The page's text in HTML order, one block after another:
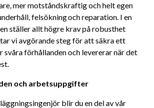
mer motståndskraftig och helt egen
felsökning och reparation. I en
ställer allt högre krav på robusthet
vi avgörande steg för att säkra ett
svåra förhållanden och levererar när det
och arbetsuppgifter
blir du en del av vår